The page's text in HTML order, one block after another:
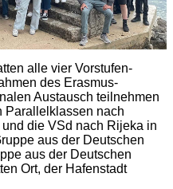
alle vier Vorstufen-
des Erasmus-
Austausch teilnehmen
Parallelklassen nach
die VSd nach Rijeka in
aus der Deutschen
aus der Deutschen
Ort, der Hafenstadt